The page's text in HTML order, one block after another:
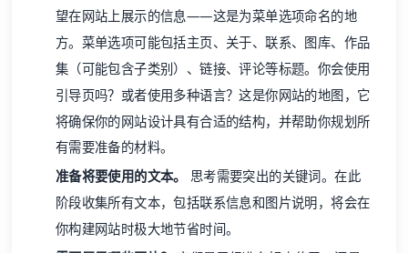
望在网站上展示的信息——这是为菜单选项命名的地
方。菜单选项可能包括主页、关于、联系、图库、作品
集（可能包含子类别）、链接、评论等标题。你会使用
引导页吗？或者使用多种语言？这是你网站的地图，它
将确保你的网站设计具有合适的结构，并帮助你规划所
有需要准备的材料。
准备将要使用的文本。
思考需要突出的关键词。在此
阶段收集所有文本，包括联系信息和图片说明，将会在
你构建网站时极大地节省时间。